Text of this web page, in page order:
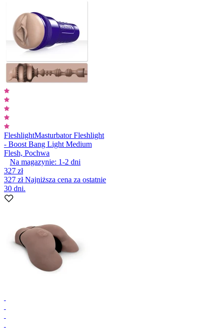
FleshlightMasturbator Fleshlight
- Boost Bang Light Medium
Flesh, Pochwa
Na magazynie: 1-2 dni
327 zł
327 złNajniższa cena za ostatnie
30 dni.